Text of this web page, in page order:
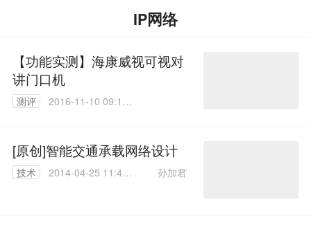
IP网络
【功能实测】海康威视可视对
讲门口机
测评
2016-11-10 09:10:
[原创]智能交通承载网络设计
技术
2014-04-25 11:49:
孙加君